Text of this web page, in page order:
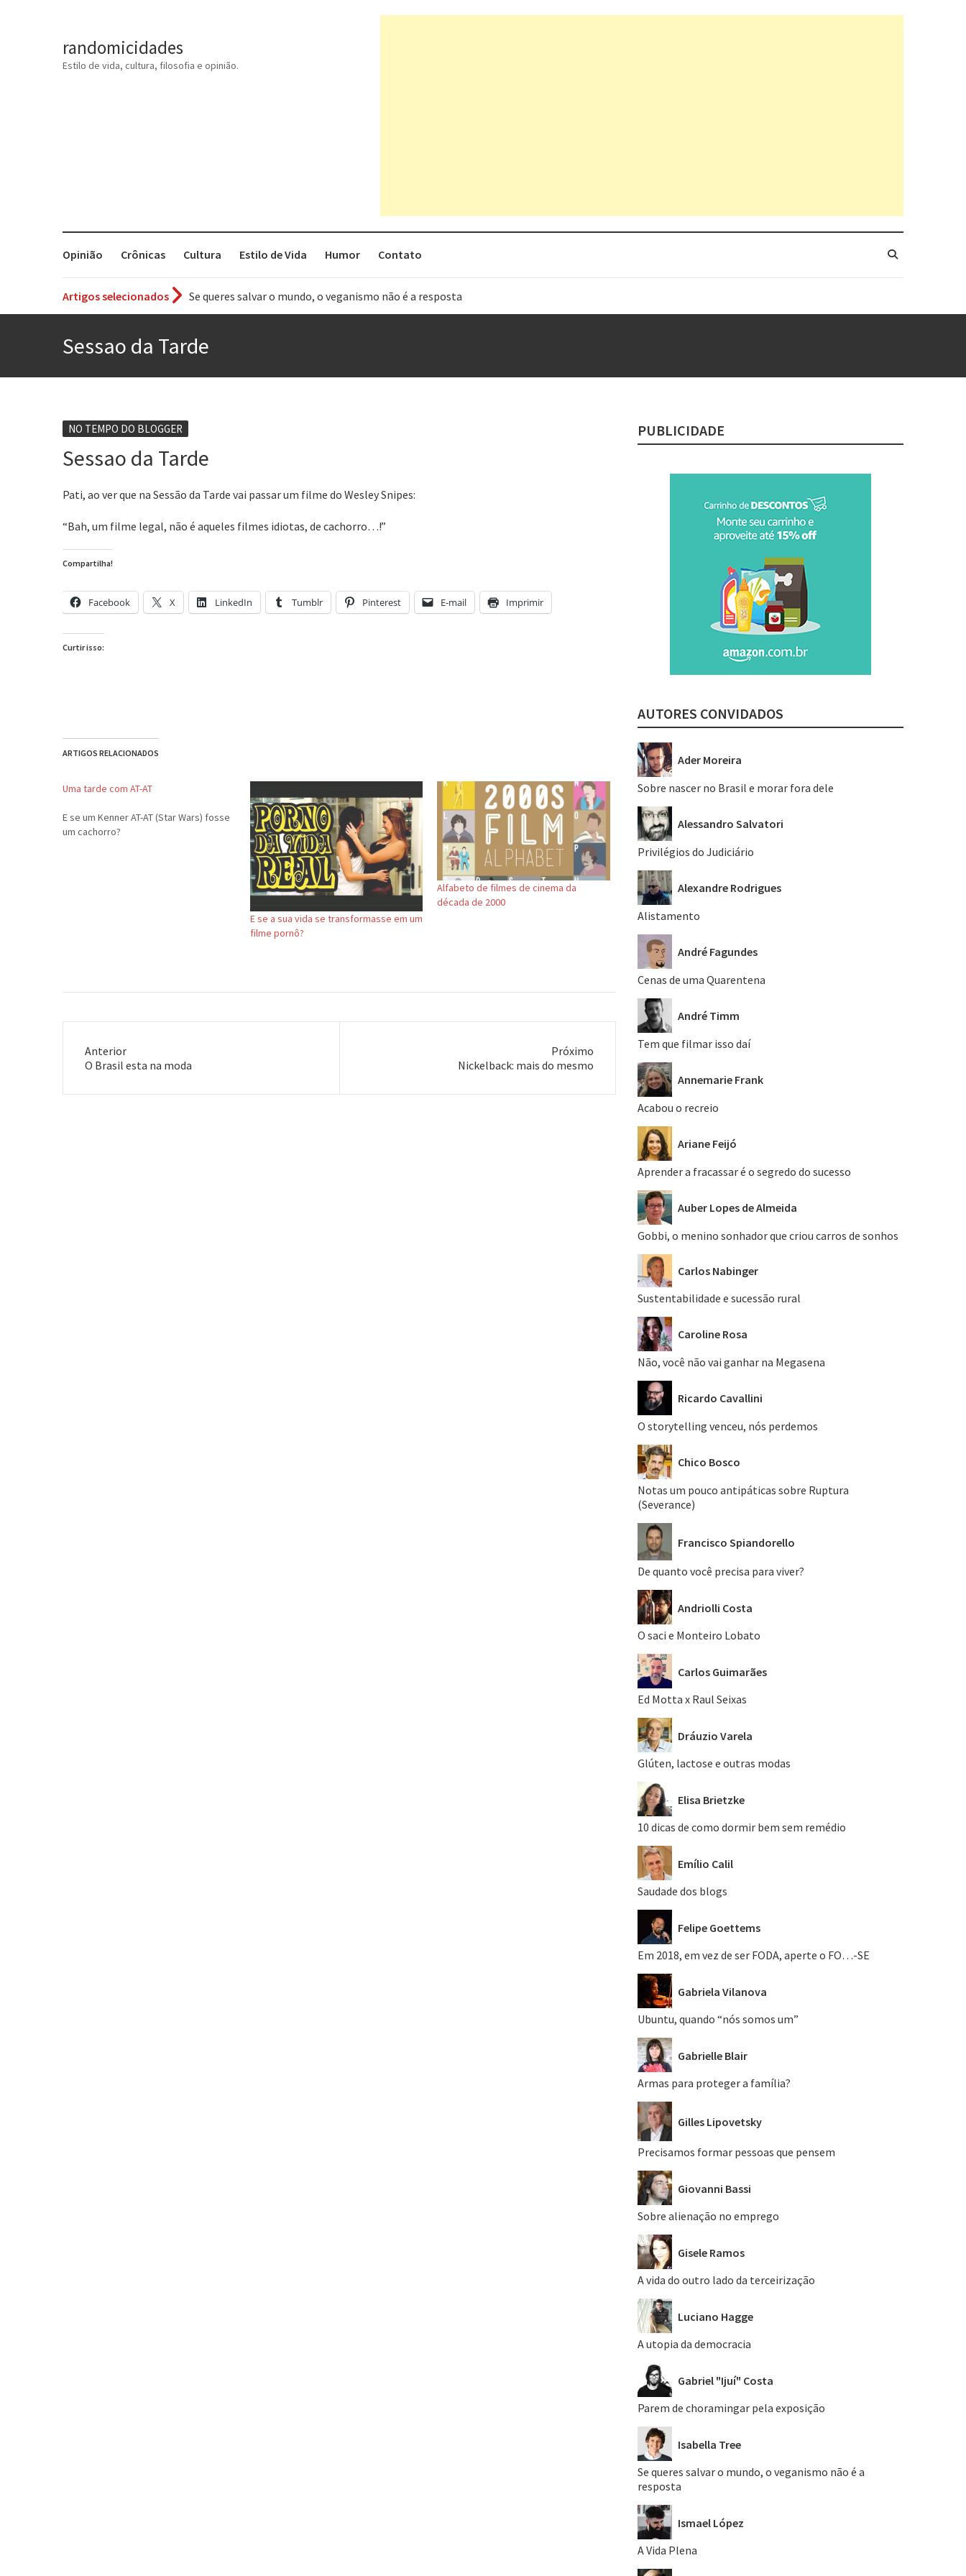
randomicidades
Estilo de vida, cultura, filosofia e opinião.
Opinião Crônicas Cultura Estilo de Vida Humor Contato
Artigos selecionados
Se queres salvar o mundo, o veganismo não é a resposta
Tem que filmar isso daí
Aprender a fracassar é o segredo do sucesso
Contardo Calligaris prega o “direito à tristeza”
Voto obrigatório é correto?
Sessao da Tarde
NO TEMPO DO BLOGGER
Sessao da Tarde
Pati, ao ver que na Sessão da Tarde vai passar um filme do Wesley Snipes:
“Bah, um filme legal, não é aqueles filmes idiotas, de cachorro…!”
Compartilha!
Facebook X LinkedIn Tumblr Pinterest E-mail Imprimir
Curtir isso:
ARTIGOS RELACIONADOS
Uma tarde com AT-AT
E se um Kenner AT-AT (Star Wars) fosse
um cachorro?
E se a sua vida se transformasse em um
filme pornô?
Alfabeto de filmes de cinema da
década de 2000
Anterior
Post
O Brasil esta na moda
Próximo
Nickelback: mais do mesmo
PUBLICIDADE
AUTORES CONVIDADOS
Ader Moreira
Sobre nascer no Brasil e morar fora dele
Alessandro Salvatori
Privilégios do Judiciário
Alexandre Rodrigues
Alistamento
André Fagundes
Cenas de uma Quarentena
André Timm
Tem que filmar isso daí
Annemarie Frank
Acabou o recreio
Ariane Feijó
Aprender a fracassar é o segredo do sucesso
Auber Lopes de Almeida
Gobbi, o menino sonhador que criou carros de sonhos
Carlos Nabinger
Sustentabilidade e sucessão rural
Caroline Rosa
Não, você não vai ganhar na Megasena
Ricardo Cavallini
O storytelling venceu, nós perdemos
Chico Bosco
Notas um pouco antipáticas sobre Ruptura
(Severance)
Francisco Spiandorello
De quanto você precisa para viver?
Andriolli Costa
O saci e Monteiro Lobato
Carlos Guimarães
Ed Motta x Raul Seixas
Dráuzio Varela
Glúten, lactose e outras modas
Elisa Brietzke
10 dicas de como dormir bem sem remédio
Emílio Calil
Saudade dos blogs
Felipe Goettems
Em 2018, em vez de ser FODA, aperte o FO…-SE
Gabriela Vilanova
Ubuntu, quando “nós somos um”
Gabrielle Blair
Armas para proteger a família?
Gilles Lipovetsky
Precisamos formar pessoas que pensem
Giovanni Bassi
Sobre alienação no emprego
Gisele Ramos
A vida do outro lado da terceirização
Luciano Hagge
A utopia da democracia
Gabriel "Ijuí" Costa
Parem de choramingar pela exposição
Isabella Tree
Se queres salvar o mundo, o veganismo não é a
resposta
Ismael López
A Vida Plena